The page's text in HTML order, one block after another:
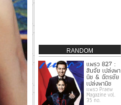
RANDOM
แพรว 827 :
สินจัย เปล่งพา
นิช & ฉัตรชัย
เปล่งพานิช
แพรว Praew
Magazine vol.
35 no.